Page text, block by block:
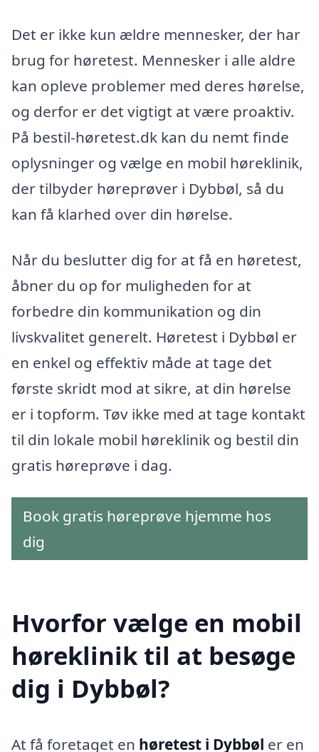
Det er ikke kun ældre mennesker, der har
brug for høretest. Mennesker i alle aldre
kan opleve problemer med deres hørelse,
og derfor er det vigtigt at være proaktiv.
På bestil-høretest.dk kan du nemt finde
oplysninger og vælge en mobil høreklinik,
der tilbyder høreprøver i Dybbøl, så du
kan få klarhed over din hørelse.
Når du beslutter dig for at få en høretest,
åbner du op for muligheden for at
forbedre din kommunikation og din
livskvalitet generelt. Høretest i Dybbøl er
en enkel og effektiv måde at tage det
første skridt mod at sikre, at din hørelse
er i topform. Tøv ikke med at tage kontakt
til din lokale mobil høreklinik og bestil din
gratis høreprøve i dag.
Book gratis høreprøve hjemme hos
dig
Hvorfor vælge en mobil
høreklinik til at besøge
dig i Dybbøl?
At få foretaget en høretest i Dybbøl er en